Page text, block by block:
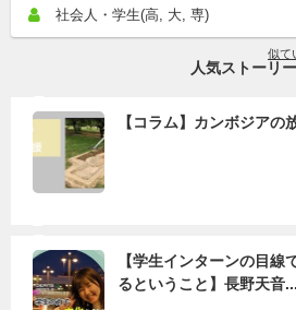
社会人・学生(高, 大, 専)
似て
人気ストーリー
【コラム】カンボジアの
【学生インターンの目線
るということ】長野天音...